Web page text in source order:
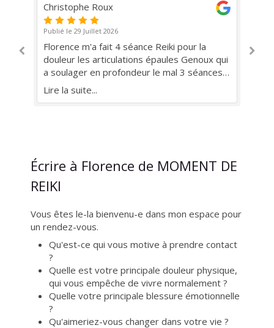
Christophe Roux
Publié le 29 Juillet 2026
Florence m'a fait 4 séance Reiki pour la
douleur les articulations épaules Genoux qui
a soulager en profondeur le mal 3 séances
pour le stress interieur je récupère ma
Lire la suite...
Écrire à Florence de MOMENT DE
REIKI
Vous êtes le-la bienvenu-e dans mon espace pour
un rendez-vous.
Qu'est-ce qui vous motive à prendre contact
?
Quelle est votre principale douleur physique,
qui vous empêche de vivre normalement ?
Quelle votre principale blessure émotionnelle
?
Qu'aimeriez-vous changer dans votre vie ?